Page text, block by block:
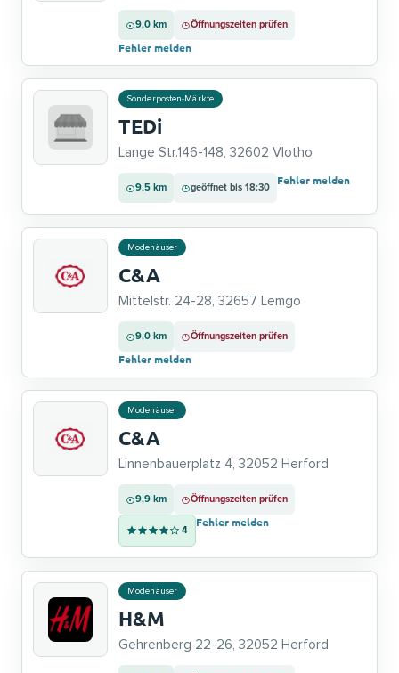
9,0 km Öffnungszeiten prüfen
Fehler melden
Sonderposten-Märkte
TEDi
Lange Str.146-148, 32602 Vlotho
9,5 km geöffnet bis 18:30
Fehler melden
Modehäuser
C&A
Mittelstr. 24-28, 32657 Lemgo
9,0 km Öffnungszeiten prüfen
Fehler melden
Modehäuser
C&A
Linnenbauerplatz 4, 32052 Herford
9,9 km Öffnungszeiten prüfen
4
Fehler melden
Modehäuser
H&M
Gehrenberg 22-26, 32052 Herford